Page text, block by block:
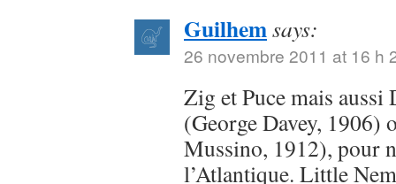
Guilhemsays:
26 novembre 2011 at 16 h
Zig et Puce mais aussi
(George Davey,
Mussino, 1912), pour
l’Atlantique. Little